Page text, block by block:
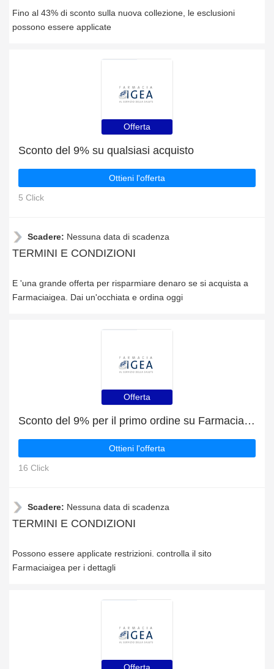
Fino al 43% di sconto sulla nuova collezione, le esclusioni
possono essere applicate
Offerta
Sconto del 9% su qualsiasi acquisto
Ottieni l'offerta
5 Click
Scadere: Nessuna data di scadenza
TERMINI E CONDIZIONI
E 'una grande offerta per risparmiare denaro se si acquista a
Farmaciaigea. Dai un'occhiata e ordina oggi
Offerta
Sconto del 9% per il primo ordine su Farmaciaigea
Ottieni l'offerta
16 Click
Scadere: Nessuna data di scadenza
TERMINI E CONDIZIONI
Possono essere applicate restrizioni. controlla il sito
Farmaciaigea per i dettagli